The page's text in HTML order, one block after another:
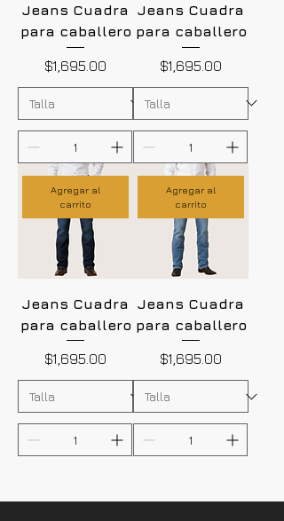
Jeans Cuadra
para caballero
Precio
$1,695.00
Jeans Cuadra
para caballero
Precio
$1,695.00
Agregar al
carrito
Jeans Cuadra
para caballero
Precio
$1,695.00
Agregar al
carrito
Jeans Cuadra
para caballero
Precio
$1,695.00